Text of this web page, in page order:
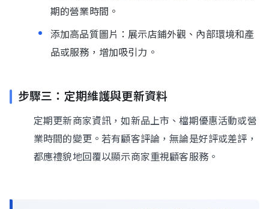
期的營業時間。
添加高品質圖片：展示店鋪外觀、內部環境和產
品或服務，增加吸引力。
步驟三：定期維護與更新資料
定期更新商家資訊，如新品上市、檔期優惠活動或營
業時間的變更。若有顧客評論，無論是好評或差評，
都應禮貌地回覆以顯示商家重視顧客服務。